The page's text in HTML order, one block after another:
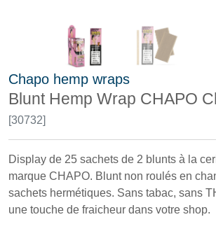
Chapo hemp wraps
Blunt Hemp Wrap CHAPO
[30732]
Display de 25 sachets de 2 blunts à la
marque CHAPO. Blunt non roulés en
sachets hermétiques. Sans tabac, sans
une touche de fraicheur dans votre shop.